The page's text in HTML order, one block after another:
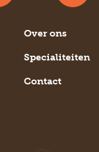
Over ons
Specialiteiten
Contact